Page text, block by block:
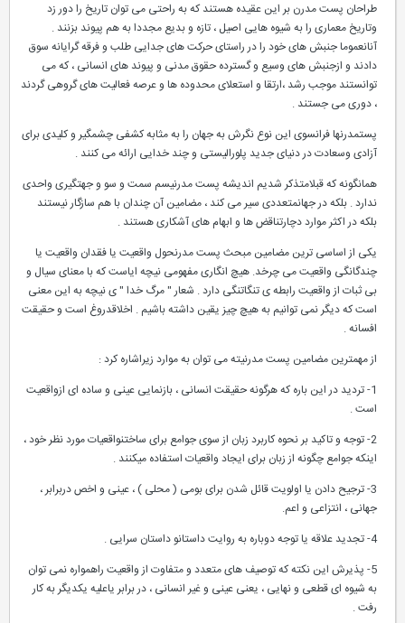
طراحان پست مدرن بر این عقیده هستند که به راحتی می توان تاریخ را دور زد
وتاریخ معماری را به شیوه هایی اصیل ، تازه و بدیع مجددا به هم پیوند بزنند .
آنانعموما جنبش های خود را در راستای حرکت های جدایی طلب و فرقه گرایانه سوق
دادند و ازجنبش های وسیع و گسترده حقوق مدنی و پیوند های انسانی ، که می
توانستند موجب رشد ،ارتقا و استعلای محدوده ها و عرصه فعالیت های گروهی گردند
، دوری می جستند .
پستمدرنها فرانسوی این نوع نگرش به جهان را به مثابه کشفی چشمگیر و کلیدی برای
آزادی وسعادت در دنیای جدید پلورالیستی و چند خدایی ارائه می کنند .
همانگونه که قبلامتذکر شدیم اندیشه پست مدرنیسم سمت و سو و جهتگیری واحدی
ندارد . بلکه در جهانمتعددی سیر می کند ، مضامین آن چندان با هم سازگار نیستند
بلکه در اکثر موارد دچارتناقض ها و ابهام های آشکاری هستند .
یکی از اساسی ترین مضامین مبحث پست مدرنحول واقعیت یا فقدان واقعیت یا
چندگانگی واقعیت می چرخد. هیچ انگاری مفهومی نیچه ایاست که با معنای سیال و
بی ثبات از واقعیت رابطه ی تنگاتنگی دارد . شعار " مرگ خدا " ی نیچه به این معنی
است که دیگر نمی توانیم به هیچ چیز یقین داشته باشیم . اخلاقدروغ است و حقیقت
افسانه .
از مهمترین مضامین پست مدرنیته می توان به موارد زیراشاره کرد :
1- تردید در این باره که هرگونه حقیقت انسانی ، بازنمایی عینی و ساده ای ازواقعیت
است .
2- توجه و تاکید بر نحوه کاربرد زبان از سوی جوامع برای ساختنواقعیات مورد نظر خود ،
اینکه جوامع چگونه از زبان برای ایجاد واقعیات استفاده میکنند .
3- ترجیح دادن یا اولویت قائل شدن برای بومی ( محلی ) ، عینی و اخص دربرابر ،
جهانی ، انتزاعی و اعم.
5- پذیرش این نکته که توصیف های متعدد و متفاوت از واقعیت راهمواره نمی توان
به شیوه ای قطعی و نهایی ، یعنی عینی و غیر انسانی ، در برابر یاعلیه یکدیگر به کار
رفت .